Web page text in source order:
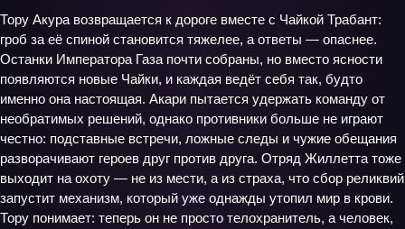
Тору Акура возвращается к дороге вместе с Чайкой Трабант:
гроб за её спиной становится тяжелее, а ответы — опаснее.
Останки Императора Газа почти собраны, но вместо ясности
появляются новые Чайки, и каждая ведёт себя так, будто
именно она настоящая. Акари пытается удержать команду от
необратимых решений, однако противники больше не играют
честно: подставные встречи, ложные следы и чужие обещания
разворачивают героев друг против друга. Отряд Жиллетта тоже
выходит на охоту — не из мести, а из страха, что сбор реликвий
запустит механизм, который уже однажды утопил мир в крови.
Тору понимает: теперь он не просто телохранитель, а человек,